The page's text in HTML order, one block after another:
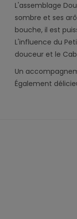
L'assemblage
sombre et ses
bouche, il est
L'influence du
douceur et le
Un
Également